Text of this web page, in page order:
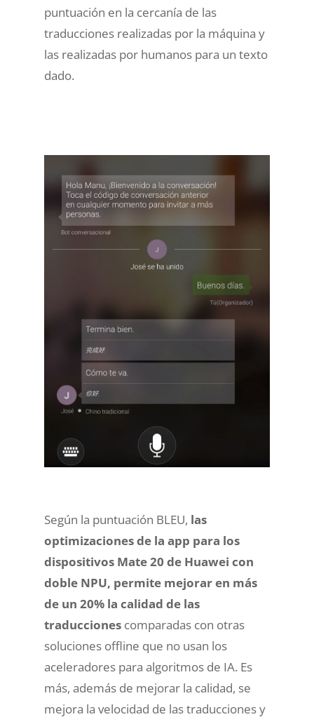
puntuación en la cercanía de las
traducciones realizadas por la máquina y
las realizadas por humanos para un texto
dado.
Según la puntuación BLEU, las
optimizaciones de la app para los
dispositivos Mate 20 de Huawei con
doble NPU, permite mejorar en más
de un 20% la calidad de las
traduccionescomparadas con otras
soluciones offline que no usan los
aceleradores para algoritmos de IA. Es
más, además de mejorar la calidad, se
mejora la velocidad de las traducciones y